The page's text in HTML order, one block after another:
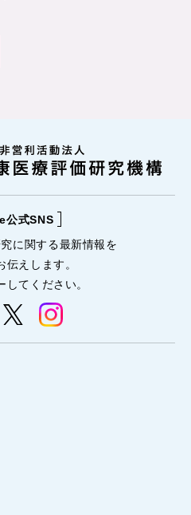
公式SNS
に関する最新情報を
伝えします。
してください。